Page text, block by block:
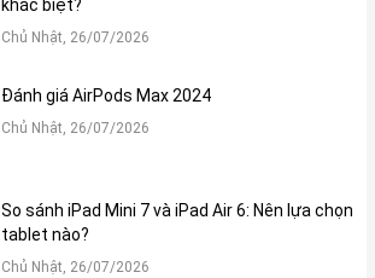
khác biệt?
Chủ Nhật, 26/07/2026
Đánh giá AirPods Max 2024
Chủ Nhật, 26/07/2026
So sánh iPad Mini 7 và iPad Air 6: Nên lựa chọn
tablet nào?
Chủ Nhật, 26/07/2026